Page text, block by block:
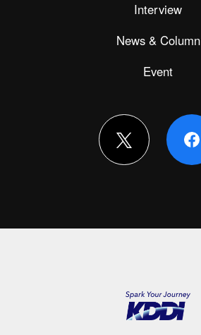
Interview
News & Column
Event